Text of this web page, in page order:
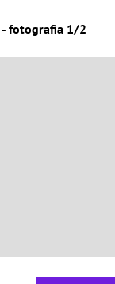
fotografia 1/2